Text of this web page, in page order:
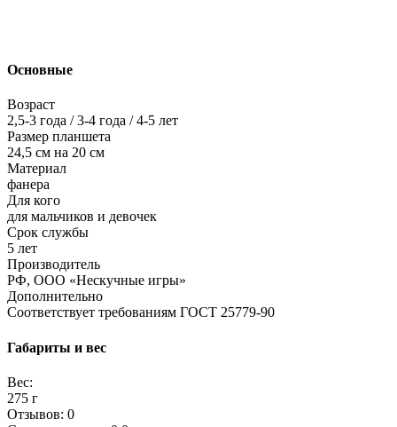
Основные
Возраст
2,5-3 года / 3-4 года / 4-5 лет
Размер планшета
24,5 см на 20 см
Материал
фанера
Для кого
для мальчиков и девочек
Срок службы
5 лет
Производитель
РФ, ООО «Нескучные игры»
Дополнительно
Соответствует требованиям ГОСТ 25779-90
Габариты и вес
Вес:
275 г
Отзывов: 0